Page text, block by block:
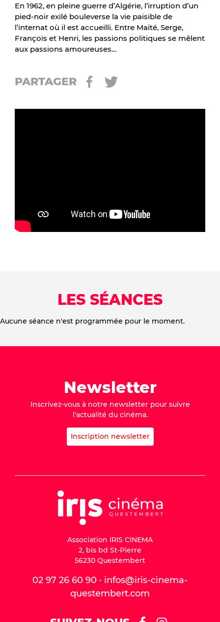
En 1962, en pleine guerre d’Algérie, l’irruption d’un
pied-noir exilé bouleverse la vie paisible de
l’internat où il est accueilli. Entre Maïté, Serge,
François et Henri, les passions politiques se mêlent
aux passions amoureuses…
PARTAGER
LES SÉANCES
Aucune séance n'est programmée pour le moment.
Newsletter
Inscrivez-vous à notre newsletter pour suivre
l'actualité du cinéma.
Inscription newsletter
Association IRIS CINEMA
2, bis bd St-Pierre
56230 Questembert
02 97 26 60 90 · infos@iris-cinema-
questembert.com